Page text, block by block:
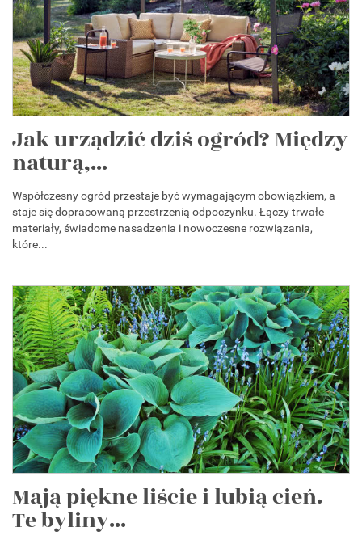
Jak urządzić dziś ogród? Między
naturą,...
Współczesny ogród przestaje być wymagającym obowiązkiem, a
staje się dopracowaną przestrzenią odpoczynku. Łączy trwałe
materiały, świadome nasadzenia i nowoczesne rozwiązania,
które...
Mają piękne liście i lubią cień.
Te byliny...